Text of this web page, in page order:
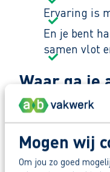
Mogen wij
Om jou zo goed
Ervaring is
En je bent
samen vlot
Waar ga je
Als dé
specialistische
werken met de